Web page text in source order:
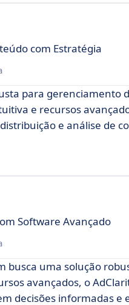
com Estratégia
para
e recursos
e análise de
Software Avançado
busca uma solução
avançados, o
decisões informadas e